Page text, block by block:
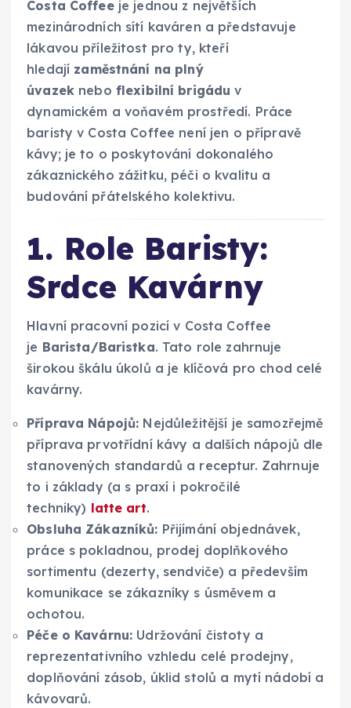
Costa Coffeeje jednou z největších
mezinárodních sítí kaváren a představuje
lákavou příležitost pro ty, kteří
hledají zaměstnání na plný
úvazeknebo flexibilní brigádu v
dynamickém a voňavém prostředí. Práce
baristy v Costa Coffee není jen o přípravě
kávy; je to o poskytování dokonalého
zákaznického zážitku, péči o kvalitu a
budování přátelského kolektivu.
1. Role Baristy:
Srdce Kavárny
Hlavní pracovní pozicí v Costa Coffee
je Barista/Baristka. Tato role zahrnuje
širokou škálu úkolů a je klíčová pro chod celé
kavárny.
Příprava Nápojů: Nejdůležitější je samozřejmě
příprava prvotřídní kávy a dalších nápojů dle
stanovených standardů a receptur. Zahrnuje
to i základy (a s praxí i pokročilé
techniky) latte art.
Obsluha Zákazníků: Přijímání objednávek,
práce s pokladnou, prodej doplňkového
sortimentu (dezerty, sendviče) a především
komunikace se zákazníky s úsměvem a
ochotou.
Péče o Kavárnu: Udržování čistoty a
reprezentativního vzhledu celé prodejny,
doplňování zásob, úklid stolů a mytí nádobí a
kávovarů.